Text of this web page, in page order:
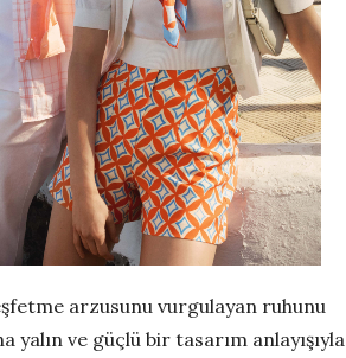
arzusunu vurgulayan ruhunu
ve güçlü bir tasarım anlayışıyla